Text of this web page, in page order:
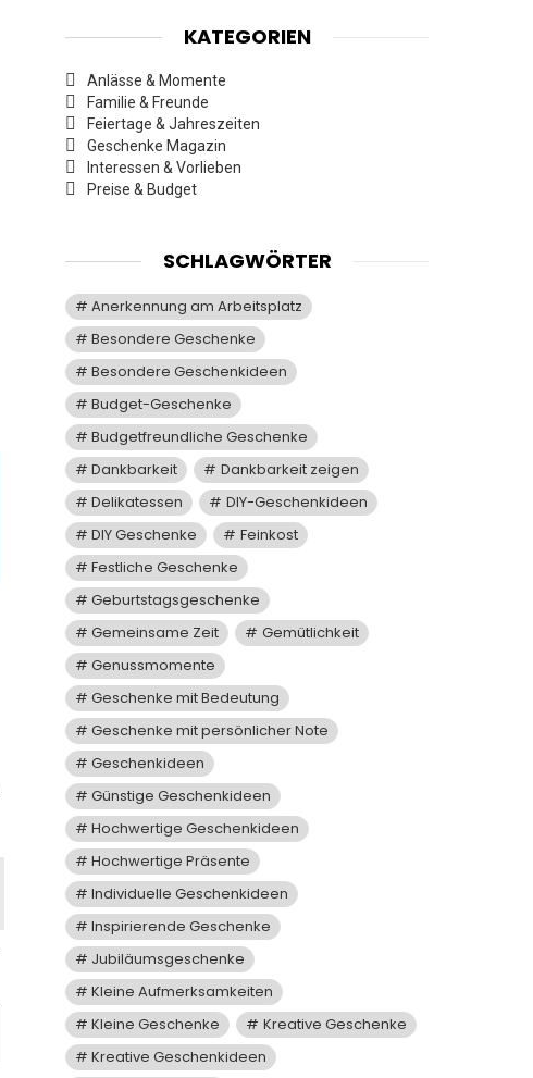
KATEGORIEN
Anlässe & Momente
Familie & Freunde
Feiertage & Jahreszeiten
Geschenke Magazin
Interessen & Vorlieben
Preise & Budget
SCHLAGWÖRTER
Anerkennung am Arbeitsplatz
Besondere Geschenke
Besondere Geschenkideen
Budget-Geschenke
Budgetfreundliche Geschenke
Dankbarkeit
Dankbarkeit zeigen
Delikatessen
DIY-Geschenkideen
DIY Geschenke
Feinkost
Festliche Geschenke
Geburtstagsgeschenke
Gemeinsame Zeit
Gemütlichkeit
Genussmomente
Geschenke mit Bedeutung
Geschenke mit persönlicher Note
Geschenkideen
Günstige Geschenkideen
Hochwertige Geschenkideen
Hochwertige Präsente
Individuelle Geschenkideen
Inspirierende Geschenke
Jubiläumsgeschenke
Kleine Aufmerksamkeiten
Kleine Geschenke
Kreative Geschenke
Kreative Geschenkideen